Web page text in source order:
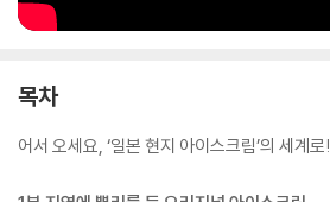
목차
어서 오세요, ‘일본 현지 아이스크림’의 세계로!